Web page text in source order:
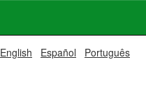
English Español Português